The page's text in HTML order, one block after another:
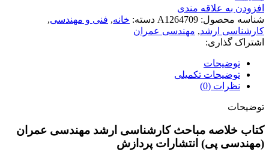
افزودن به علاقه مندی
شناسه محصول: A1264709 دسته: خانه, فنی و مهندسی,
کارشناسی ارشد, مهندسی عمران
اشتراک گذاری:
توضیحات
توضیحات تکمیلی
نظرات (0)
توضیحات
کتاب خلاصه مباحث کارشناسی ارشد مهندسی عمران
(مهندسی پی) انتشارات پردازش